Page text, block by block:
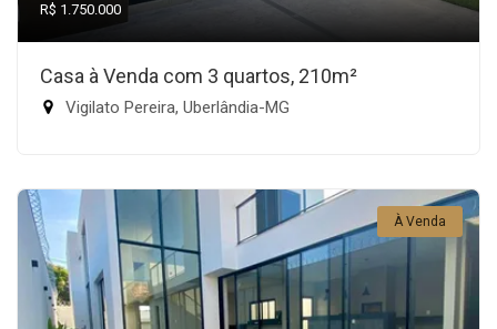
R$ 1.750.000
Casa à Venda com 3 quartos, 210m²
Vigilato Pereira, Uberlândia-MG
À Venda